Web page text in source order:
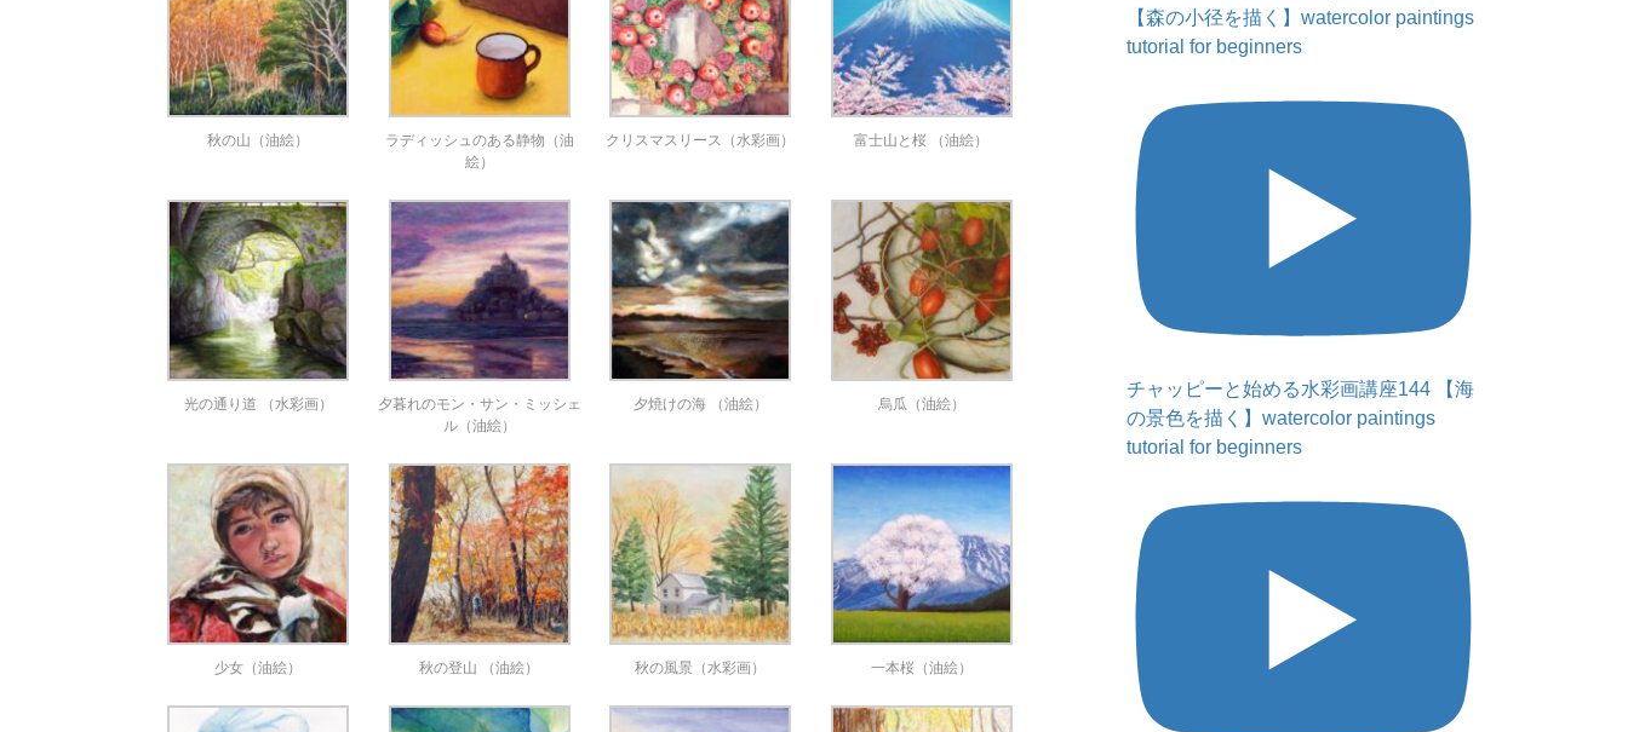
秋の山（油絵）
ラディッシュのある静物（油
絵）
クリスマスリース（水彩画） 富士山と桜 （油絵）
光の通り道 （水彩画）
夕暮れのモン・サン・ミッシェ
ル（油絵）
夕焼けの海 （油絵） 烏瓜（油絵）
少女（油絵） 秋の登山 （油絵） 秋の風景（水彩画） 一本桜（油絵）
【森の小径を描く】watercolor paintings
tutorial for beginners
チャッピーと始める水彩画講座144 【海
の景色を描く】watercolor paintings
tutorial for beginners